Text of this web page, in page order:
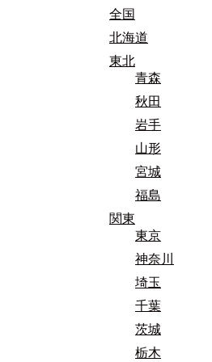
全国
北海道
東北
青森
秋田
岩手
山形
宮城
福島
関東
東京
神奈川
埼玉
千葉
茨城
栃木